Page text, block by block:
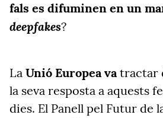
fals es difuminen en un
deepfakes?
La Unió Europea vatractar
la seva resposta a aquests
dies. El Panell pel Futur de